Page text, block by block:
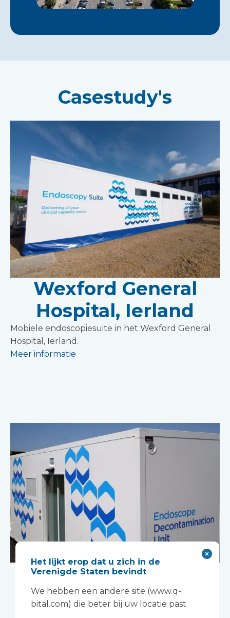
Casestudy's
Wexford General
Hospital, Ierland
Mobiele endoscopiesuite in het Wexford General
Hospital, Ierland.
Meer informatie
Universitaire
ziekenhuizen van
Het lijkt erop dat u zich in de
Verenigde Staten bevindt
We hebben een andere site (www.q-
bital.com) die beter bij uw locatie past